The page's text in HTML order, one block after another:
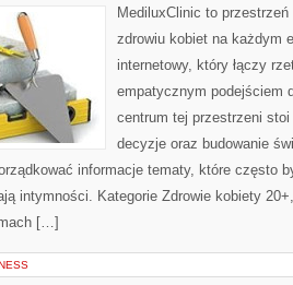
MediluxClinic to
zdrowiu kobiet na każdym
internetowy, który łączy
empatycznym podejściem
centrum tej przestrzeni
decyzje oraz budowanie
informacje tematy, które często
intymności. Kategorie Zdrowie kobiety
[…]